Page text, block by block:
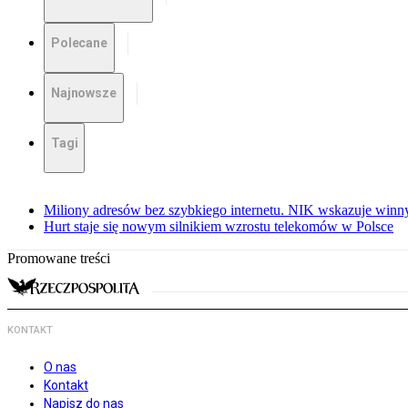
Polecane
Najnowsze
Tagi
Miliony adresów bez szybkiego internetu. NIK wskazuje
Hurt staje się nowym silnikiem wzrostu telekomów w Polsce
Promowane treści
KONTAKT
O nas
Kontakt
Napisz do nas